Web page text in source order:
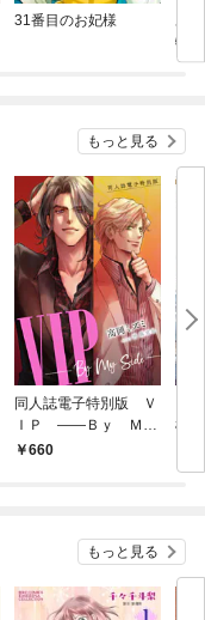
31番目のお妃様
あ
物語
もっと見る
同人誌電子特別版 Ｖ
ＩＰ ――Ｂｙ Ｍ
ｙ Ｓｉｄｅ――【電
660
標
もっと見る